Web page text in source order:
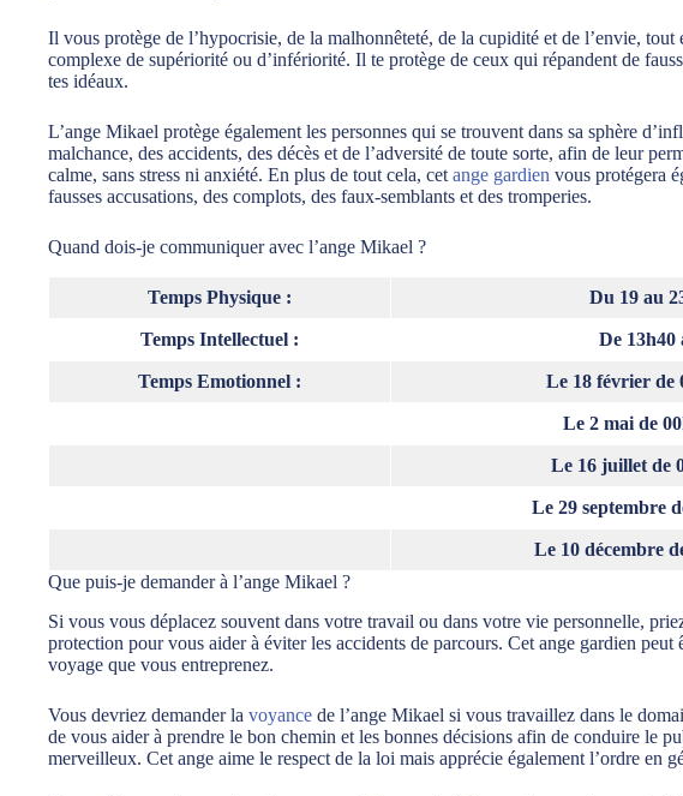
Il vous protège de l’hypocrisie, de la malhonnêteté, de la cupidité et de l’envie, tout
complexe de supériorité ou d’infériorité. Il te protège de ceux qui répandent de
tes idéaux.
L’ange Mikael protège également les personnes qui se trouvent dans sa sphère
malchance, des accidents, des décès et de l’adversité de toute sorte, afin de leur
calme, sans stress ni anxiété. En plus de tout cela, cet ange gardien vous protégera
fausses accusations, des complots, des faux-semblants et des tromperies.
Quand dois-je communiquer avec l’ange Mikael ?
Temps Physique : Du 19 au
Temps Intellectuel : De 13h40
Temps Emotionnel : Le 18 février de
Le 2 mai de
Le 16 juillet de
Le 29 septembre
Le 10 décembre
Que puis-je demander à l’ange Mikael ?
Si vous vous déplacez souvent dans votre travail ou dans votre vie personnelle,
protection pour vous aider à éviter les accidents de parcours. Cet ange gardien
voyage que vous entreprenez.
Vous devriez demander la voyance de l’ange Mikael si vous travaillez dans le
de vous aider à prendre le bon chemin et les bonnes décisions afin de conduire le
merveilleux. Cet ange aime le respect de la loi mais apprécie également l’ordre en